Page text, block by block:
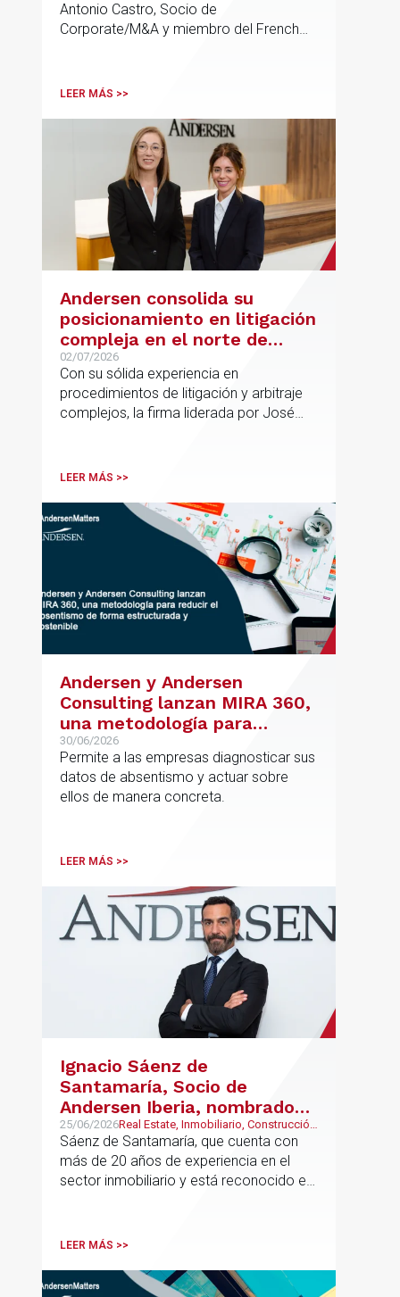
Antonio Castro, Socio de
Corporate/M&A y miembro del French
españolas que combinan los sectores
LEER MÁS >>
Andersen consolida su
posicionamiento en litigación
compleja en el norte de
España con la incorporación
de Rebeca Larena
02/07/2026
Con su sólida experiencia en
procedimientos de litigación y arbitraje
complejos, la firma liderada por José
posicionamiento en asesoramiento
LEER MÁS >>
Andersen y Andersen
Consulting lanzan MIRA 360,
una metodología para
reducir el absentismo de
forma estructurada y
sostenible
30/06/2026
Permite a las empresas diagnosticar sus
datos de absentismo y actuar sobre
ellos de manera concreta.
LEER MÁS >>
Ignacio Sáenz de
Santamaría, Socio de
Andersen Iberia, nombrado
director europeo de
Inmobiliario de Andersen
25/06/2026Real Estate, Inmobiliario, Construcción
y Urbanismo
Sáenz de Santamaría, que cuenta con
más de 20 años de experiencia en el
sector inmobiliario y está reconocido en
codirigirá el EU Real Estate Industry
UK.
LEER MÁS >>